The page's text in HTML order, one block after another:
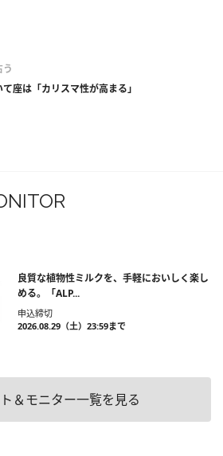
う
て座は「カリスマ性が高まる」
良質な植物性ミルクを、手軽においしく楽し
める。「ALP...
申込締切
2026.08.29（土）23:59まで
＆モニター一覧を見る